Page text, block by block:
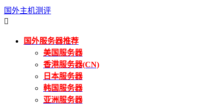
国外主机测评

国外服务器推荐
美国服务器
香港服务器(CN)
日本服务器
韩国服务器
亚洲服务器